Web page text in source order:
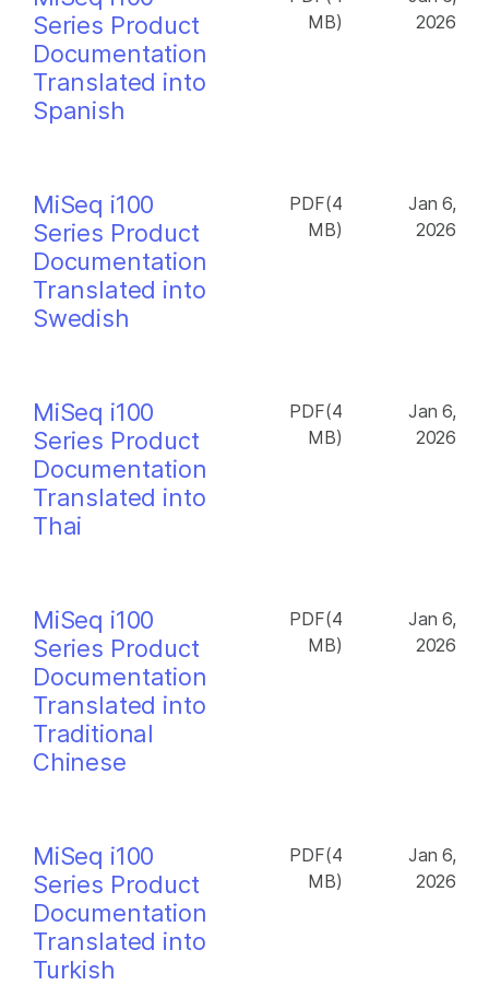
Series Product
Documentation
Translated into
Spanish
MB)
2026
MiSeq i100
Series Product
Documentation
Translated into
Swedish
PDF(4
MB)
Jan 6,
2026
MiSeq i100
Series Product
Documentation
Translated into
Thai
PDF(4
MB)
Jan 6,
2026
MiSeq i100
Series Product
Documentation
Translated into
Traditional
Chinese
PDF(4
MB)
Jan 6,
2026
MiSeq i100
Series Product
Documentation
Translated into
Turkish
PDF(4
MB)
Jan 6,
2026